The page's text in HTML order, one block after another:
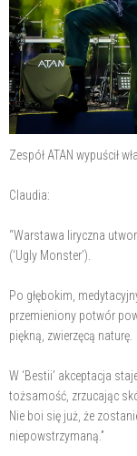
Zespół ATAN wypuścił
Claudia:
“Warstawa liryczna
(‘Ugly Monster’).
Po głębokim,
przemieniony potwór
piękną, zwierzęcą naturę.
W ‘Bestii’ akceptacja
tożsamość, zrzucając
Nie boi się już, że
niepowstrzymaną.”